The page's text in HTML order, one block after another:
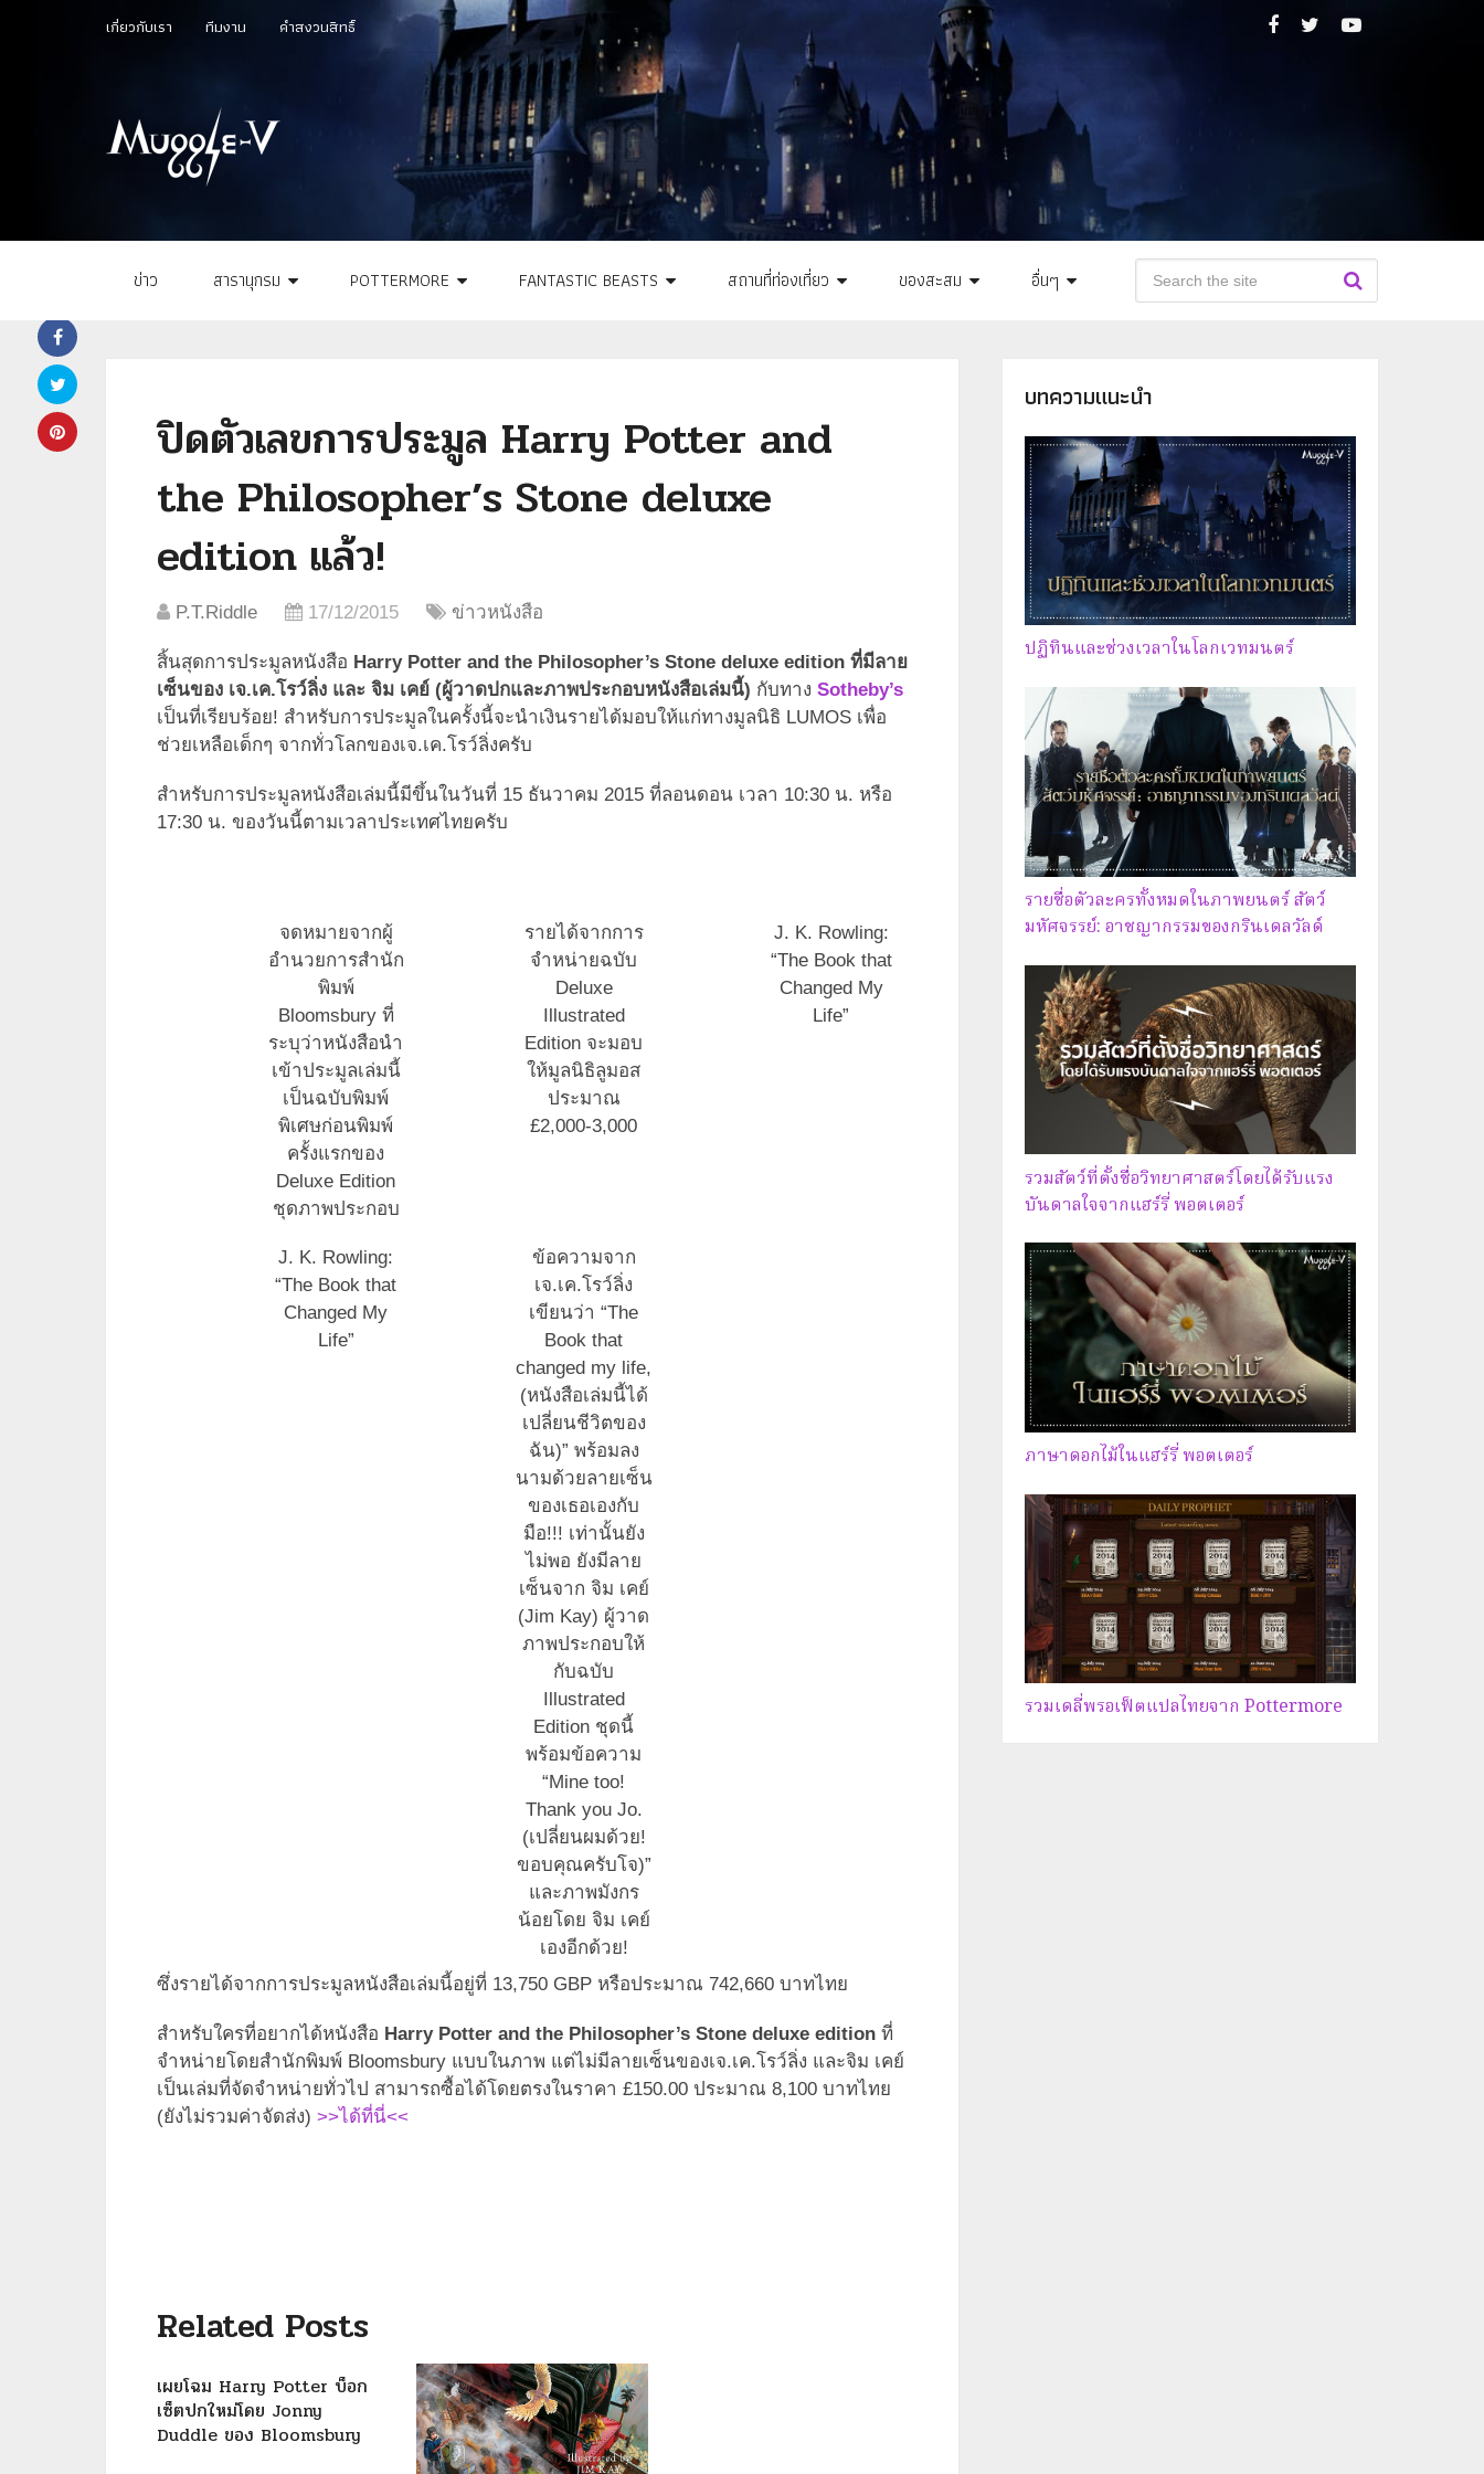
เกี่ยวกับเรา ทีมงาน คำสงวนสิทธิ์
ข่าว สารานุกรม POTTERMORE FANTASTIC BEASTS สถานที่ท่องเที่ยว ของสะสม อื่นๆ
ปิดตัวเลขการประมูล Harry Potter and
the Philosopher’s Stone deluxe
edition แล้ว!
P.T.Riddle 17/12/2015 ข่าวหนังสือ
สิ้นสุดการประมูลหนังสือ Harry Potter and the Philosopher’s Stone deluxe edition ที่มีลาย
เซ็นของ เจ.เค.โรว์ลิ่ง และ จิม เคย์ (ผู้วาดปกและภาพประกอบหนังสือเล่มนี้) กับทาง Sotheby’s
เป็นที่เรียบร้อย! สำหรับการประมูลในครั้งนี้จะนำเงินรายได้มอบให้แก่ทางมูลนิธิ LUMOS เพื่อ
ช่วยเหลือเด็กๆ จากทั่วโลกของเจ.เค.โรว์ลิ่งครับ
สำหรับการประมูลหนังสือเล่มนี้มีขึ้นในวันที่ 15 ธันวาคม 2015 ที่ลอนดอน เวลา 10:30 น. หรือ
17:30 น. ของวันนี้ตามเวลาประเทศไทยครับ
จดหมายจากผู้
อำนวยการสำนัก
พิมพ์
Bloomsbury ที่
ระบุว่าหนังสือนำ
เข้าประมูลเล่มนี้
เป็นฉบับพิมพ์
พิเศษก่อนพิมพ์
ครั้งแรกของ
Deluxe Edition
ชุดภาพประกอบ
รายได้จากการ
จำหน่ายฉบับ
Deluxe
Illustrated
Edition จะมอบ
ให้มูลนิธิลูมอส
ประมาณ
£2,000-3,000
J. K. Rowling:
“The Book that
Changed My
Life”
J. K. Rowling:
“The Book that
Changed My
Life”
ข้อความจาก
เจ.เค.โรว์ลิ่ง
เขียนว่า “The
Book that
changed my life,
(หนังสือเล่มนี้ได้
เปลี่ยนชีวิตของ
ฉัน)” พร้อมลง
นามด้วยลายเซ็น
ของเธอเองกับ
มือ!!! เท่านั้นยัง
ไม่พอ ยังมีลาย
เซ็นจาก จิม เคย์
(Jim Kay) ผู้วาด
ภาพประกอบให้
กับฉบับ
Illustrated
Edition ชุดนี้
พร้อมข้อความ
“Mine too!
Thank you Jo.
(เปลี่ยนผมด้วย!
ขอบคุณครับโจ)”
และภาพมังกร
น้อยโดย จิม เคย์
เองอีกด้วย!
ซึ่งรายได้จากการประมูลหนังสือเล่มนี้อยู่ที่ 13,750 GBP หรือประมาณ 742,660 บาทไทย
สำหรับใครที่อยากได้หนังสือ Harry Potter and the Philosopher’s Stone deluxe edition ที่
จำหน่ายโดยสำนักพิมพ์ Bloomsbury แบบในภาพ แต่ไม่มีลายเซ็นของเจ.เค.โรว์ลิ่ง และจิม เคย์
เป็นเล่มที่จัดจำหน่ายทั่วไป สามารถซื้อได้โดยตรงในราคา £150.00 ประมาณ 8,100 บาทไทย
(ยังไม่รวมค่าจัดส่ง) >>ได้ที่นี่<<
Related Posts
เผยโฉม Harry Potter บ็อก
เซ็ตปกใหม่โดย Jonny
Duddle ของ Bloomsbury
บทความแนะนำ
ปฏิทินและช่วงเวลาในโลกเวทมนตร์
รายชื่อตัวละครทั้งหมดในภาพยนตร์ สัตว์
มหัศจรรย์: อาชญากรรมของกรินเดลวัลด์
รวมสัตว์ที่ตั้งชื่อวิทยาศาสตร์โดยได้รับแรง
บันดาลใจจากแฮร์รี่ พอตเตอร์
ภาษาดอกไม้ในแฮร์รี่ พอตเตอร์
รวมเดลี่พรอเฟ็ตแปลไทยจาก Pottermore